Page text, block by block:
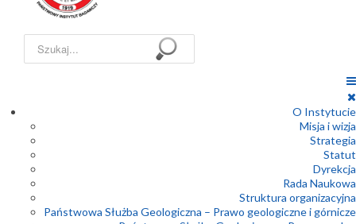
Szukaj...
O Instytucie
Misja i wizja
Strategia
Statut
Dyrekcja
Rada Naukowa
Struktura organizacyjna
Państwowa Służba Geologiczna – Prawo geologiczne i górnicze